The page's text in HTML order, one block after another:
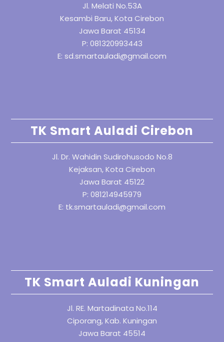
Jl. Melati No.53A
Kesambi Baru, Kota Cirebon
Jawa Barat 45134
P: 081320993443
E: sd.smartauladi@gmail.com
TK Smart Auladi Cirebon
Jl. Dr. Wahidin Sudirohusodo No.8
Kejaksan, Kota Cirebon
Jawa Barat 45122
P: 081214945979
E: tk.smartauladi@gmail.com
TK Smart Auladi Kuningan
Jl. RE. Martadinata No.114
Ciporang, Kab. Kuningan
Jawa Barat 45514